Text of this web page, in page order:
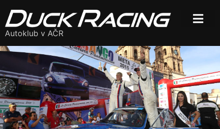
Autoklub v AČR